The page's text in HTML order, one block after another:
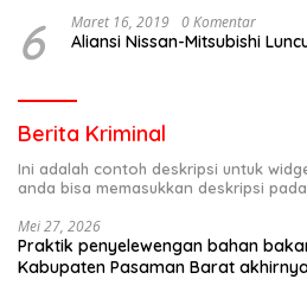
6 Maret 16, 2019 0 Komentar
Aliansi Nissan-Mitsubishi
Berita Kriminal
Ini adalah contoh deskripsi untuk
anda bisa memasukkan deskripsi
Mei 27, 2026
Praktik penyelewengan bahan
Kabupaten Pasaman Barat